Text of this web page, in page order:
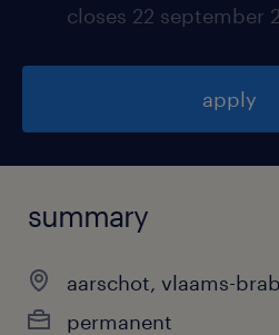
closes 22 september
apply
summary
aarschot, vlaams-
permanent